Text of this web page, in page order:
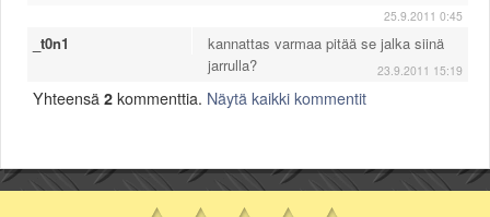
25.9.2011 0:45
_t0n1
kannattas varmaa pitää se jalka siinä
jarrulla?
23.9.2011 15:19
Yhteensä 2 kommenttia. Näytä kaikki kommentit